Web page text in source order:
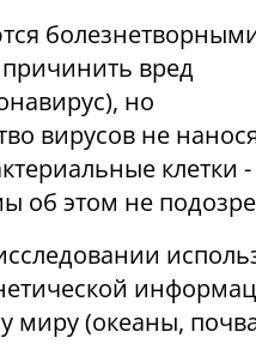
вред
но
вирусов не
клетки
об этом не
миру (океаны,